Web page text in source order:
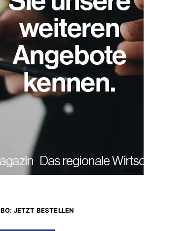
JETZT BESTELLEN